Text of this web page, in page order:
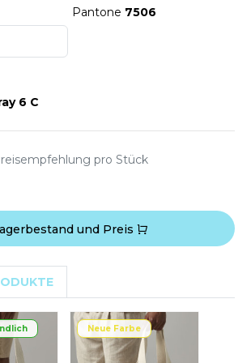
Pantone 7506
6 C
pro Stück
und Preis
Neue Farbe